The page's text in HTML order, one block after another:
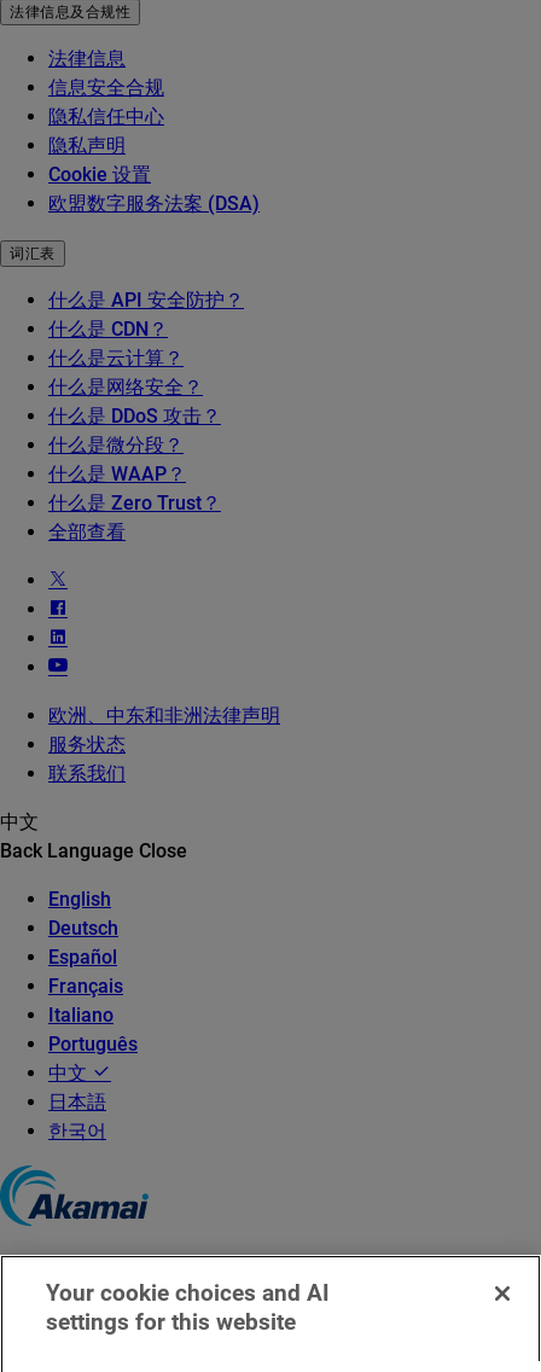
法律信息及合规性
法律信息
信息安全合规
隐私信任中心
隐私声明
Cookie 设置
欧盟数字服务法案 (DSA)
词汇表
什么是 API 安全防护？
什么是 CDN？
什么是云计算？
什么是网络安全？
什么是 DDoS 攻击？
什么是微分段？
什么是 WAAP？
什么是 Zero Trust？
全部查看
欧洲、中东和非洲法律声明
服务状态
联系我们
中文
Back Language Close
English
Deutsch
Español
Français
Italiano
Português
中文
日本語
한국어
京ICP备08100795号
Your cookie choices and AI
settings for this website